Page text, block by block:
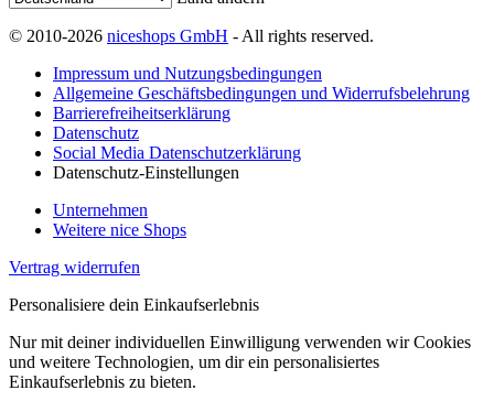
© 2010-2026 niceshops GmbH - All rights reserved.
Impressum und Nutzungsbedingungen
Allgemeine Geschäftsbedingungen und Widerrufsbelehrung
Barrierefreiheitserklärung
Datenschutz
Social Media Datenschutzerklärung
Datenschutz-Einstellungen
Unternehmen
Weitere nice Shops
Vertrag widerrufen
Personalisiere dein Einkaufserlebnis
Nur mit deiner individuellen Einwilligung verwenden wir Cookies
und weitere Technologien, um dir ein personalisiertes
Einkaufserlebnis zu bieten.